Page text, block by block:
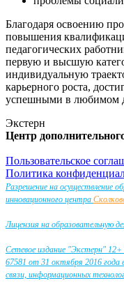
Благодаря освоению
повышения
педагогических
первую и высшую
индивидуальную
карьерного роста,
успешными в любимом
Экстерн
Центр
Пользовательское
Политика
Разрешение на осуществление
инновационного центра
Лицензия на образовательную
Сетевое издание "Экстерн"
67581 от 31 октября 2016 года
связи, информационных